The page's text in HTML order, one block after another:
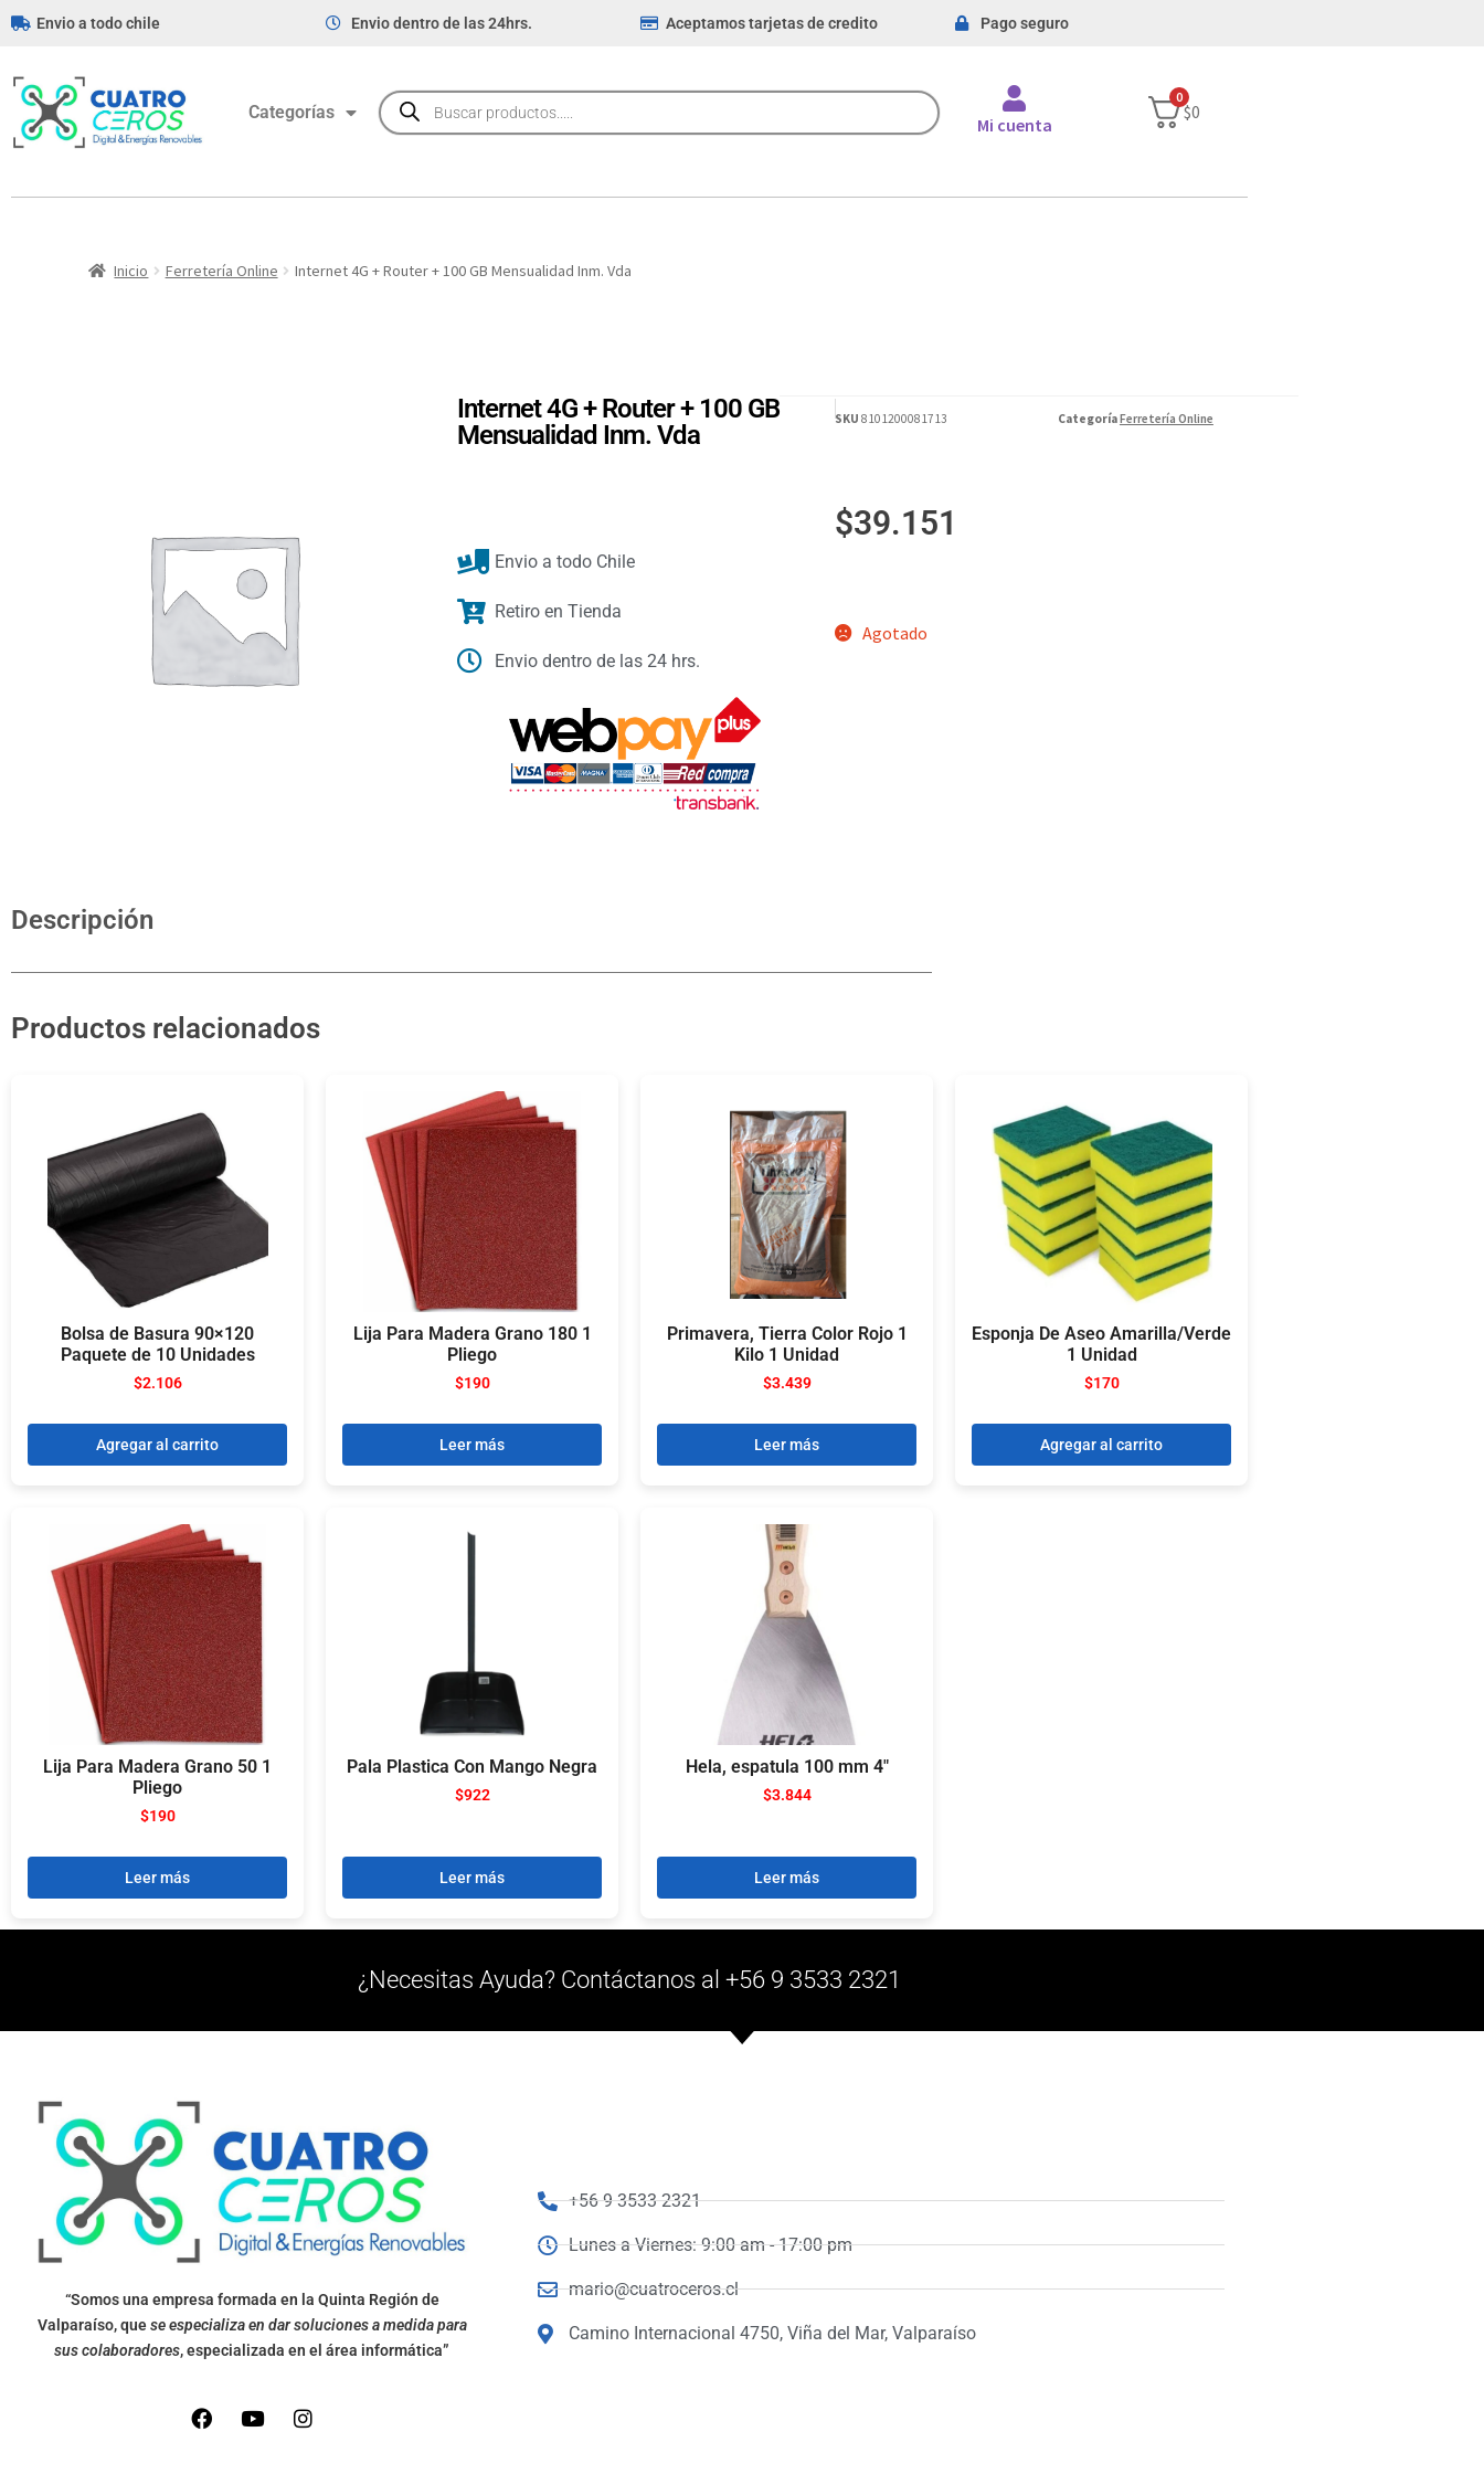
Envio a todo chile Envio dentro de las 24hrs. Aceptamos tarjetas de credito Pago seguro
Categorías
Mi cuenta
0
$0
Inicio Ferretería Online Internet 4G + Router + 100 GB Mensualidad Inm. Vda
Internet 4G + Router + 100 GB
Mensualidad Inm. Vda
Envio a todo Chile
Retiro en Tienda
Envio dentro de las 24 hrs.
SKU 8101200081713 CategoríaFerretería Online
$39.151
Agotado
Descripción
Productos relacionados
Bolsa de Basura 90×120
Paquete de 10 Unidades
$2.106
Agregar al carrito
Lija Para Madera Grano 180 1
Pliego
$190
Leer más
Primavera, Tierra Color Rojo 1
Kilo 1 Unidad
$3.439
Leer más
Esponja De Aseo Amarilla/Verde
1 Unidad
$170
Agregar al carrito
Lija Para Madera Grano 50 1
Pliego
$190
Leer más
Pala Plastica Con Mango Negra
$922
Leer más
Hela, espatula 100 mm 4″
$3.844
Leer más
¿Necesitas Ayuda? Contáctanos al +56 9 3533 2321
“Somos una empresa formada en la Quinta Región de
Valparaíso, quese especializa en dar soluciones a medida para
sus colaboradores, especializada en el área informática”
+56 9 3533 2321
Lunes a Viernes: 9:00 am - 17:00 pm
mario@cuatroceros.cl
Camino Internacional 4750, Viña del Mar, Valparaíso